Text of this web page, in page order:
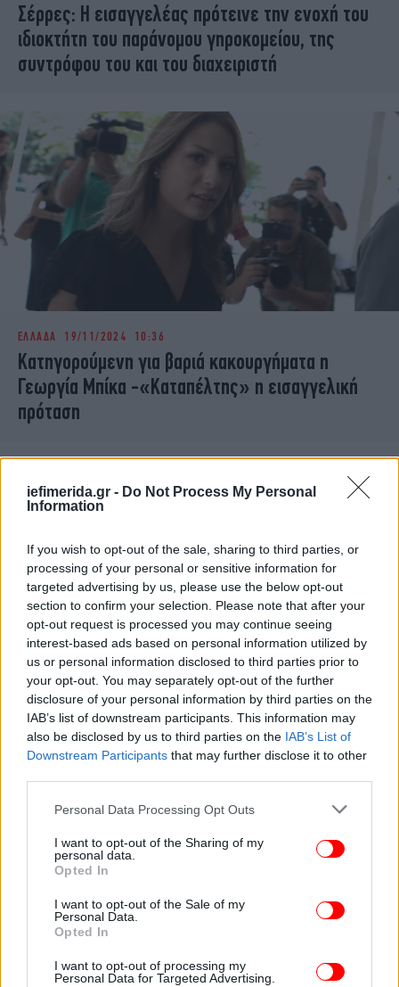
iefimerida.gr - Do Not Process My Personal
Information
If you wish to opt-out of the sale, sharing to third parties, or
processing of your personal or sensitive information for
targeted advertising by us, please use the below opt-out
section to confirm your selection. Please note that after your
opt-out request is processed you may continue seeing
interest-based ads based on personal information utilized by
us or personal information disclosed to third parties prior to
your opt-out. You may separately opt-out of the further
disclosure of your personal information by third parties on the
IAB’s list of downstream participants. This information may
also be disclosed by us to third parties on the IAB’s List of
Downstream Participants that may further disclose it to other
Please note that this website/app uses one or more Google
not limited to your visit or usage behaviour. You may click to
grant or deny consent to Google and its third-party tags to
use your data for below specified purposes in below Google
consent section.
Personal Data Processing Opt Outs
I want to opt-out of the Sharing of my
personal data.
Opted In
I want to opt-out of the Sale of my
Personal Data.
Opted In
I want to opt-out of processing my
Personal Data for Targeted Advertising.
Σέρρες: Η εισαγγελέας πρότεινε την ενοχή του
ιδιοκτήτη του παράνομου γηροκομείου, της
συντρόφου του και του διαχειριστή
ΕΛΛΑΔΑ 19/11/2024 10:36
Κατηγορούμενη για βαριά κακουργήματα η
Γεωργία Μπίκα -«Καταπέλτης» η εισαγγελική
πρόταση
ΣΠΟΡ 15/10/2024 23:38
Γαλλία: Η εισαγγελία πρότεινε τη φυλάκιση του
πρώην διεθνούς Γάλλου φορ Μπεν Γεντέρ για
απόπειρα βιασμού